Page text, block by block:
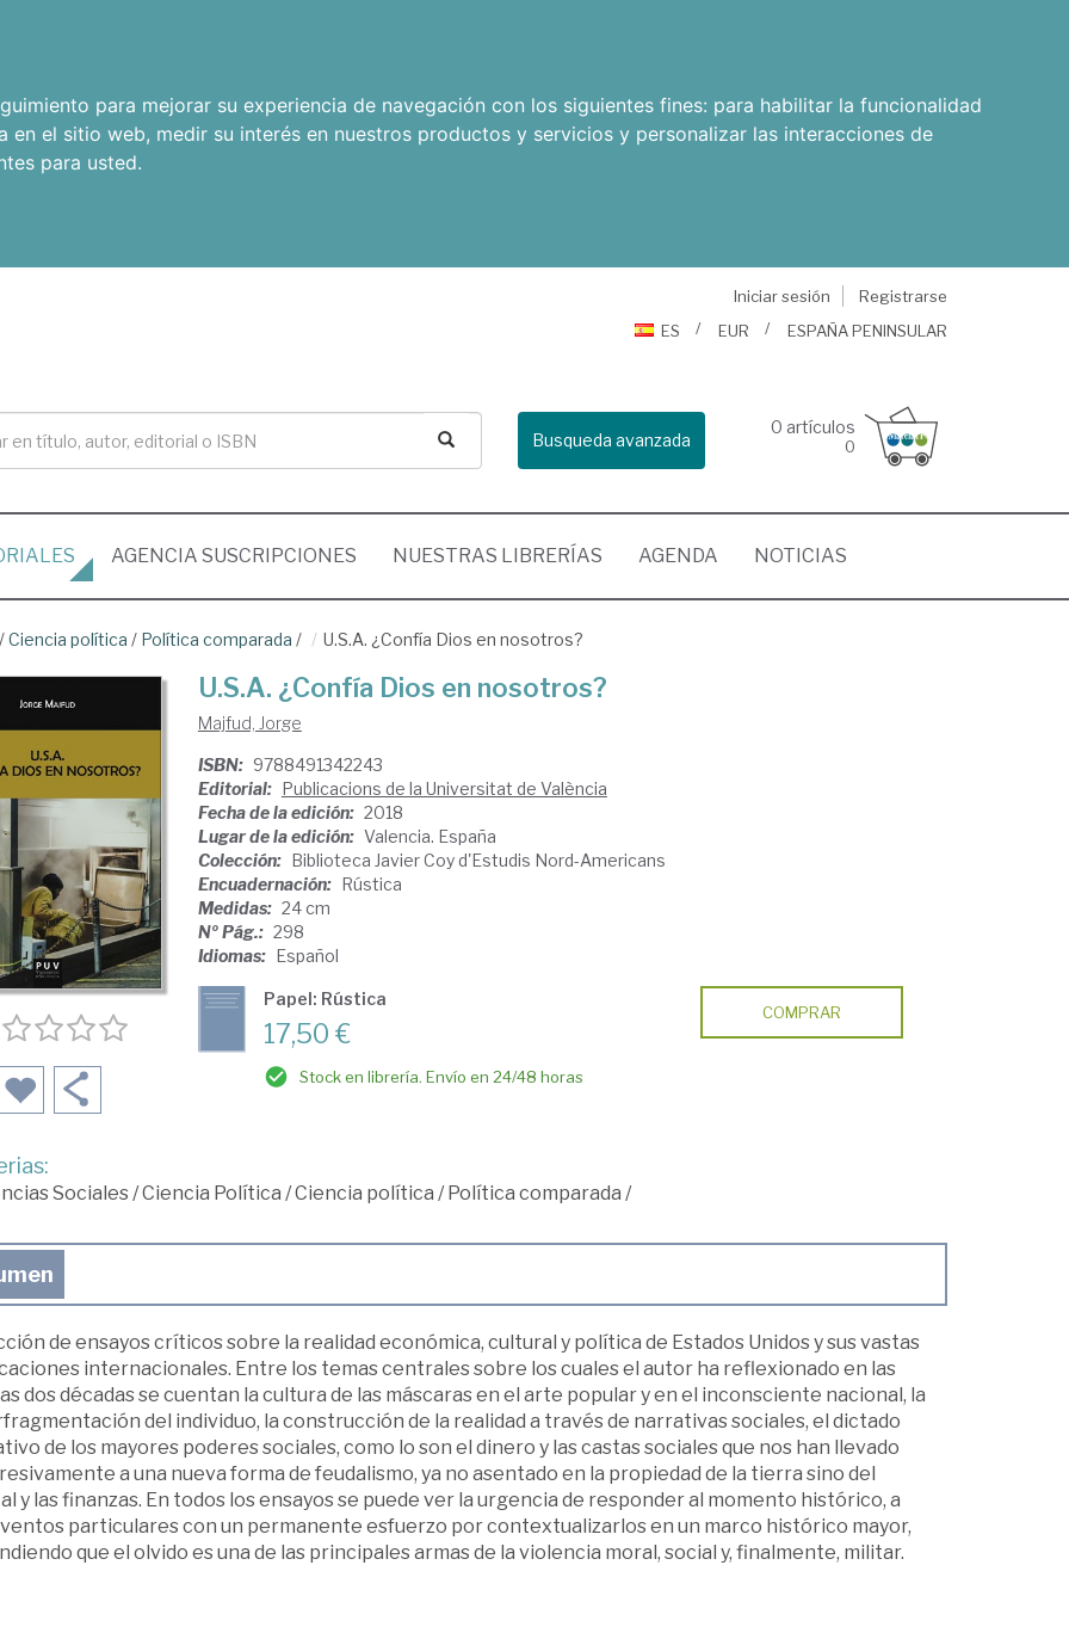
para mejorar su experiencia de navegación con los siguientes fines: para habilitar la funcionalidad
en el sitio web, medir su interés en nuestros productos y servicios y personalizar las interacciones de
para usted.
Iniciar sesión
Registrarse
ES
EUR ESPAÑA PENINSULAR
Busqueda avanzada
0 artículos
0
AGENCIA SUSCRIPCIONES NUESTRAS LIBRERÍAS AGENDA NOTICIAS
Ciencia política / Política comparada / U.S.A. ¿Confía Dios en nosotros?
U.S.A. ¿Confía Dios en nosotros?
Majfud, Jorge
ISBN: 9788491342243
Editorial: Publicacions de la Universitat de València
Fecha de la edición: 2018
Lugar de la edición: Valencia. España
Colección: Biblioteca Javier Coy d'Estudis Nord-Americans
Encuadernación: Rústica
Medidas: 24 cm
Nº Pág.: 298
Idiomas: Español
Papel: Rústica
17,50 €
Stock en librería. Envío en 24/48 horas
COMPRAR
Sociales/Ciencia Política /Ciencia política /Política comparada /
de ensayos críticos sobre la realidad económica, cultural y política de Estados Unidos y sus vastas
internacionales. Entre los temas centrales sobre los cuales el autor ha reflexionado en las
dos décadas se cuentan la cultura de las máscaras en el arte popular y en el inconsciente nacional, la
del individuo, la construcción de la realidad a través de narrativas sociales, el dictado
de los mayores poderes sociales, como lo son el dinero y las castas sociales que nos han llevado
a una nueva forma de feudalismo, ya no asentado en la propiedad de la tierra sino del
y las finanzas. En todos los ensayos se puede ver la urgencia de responder al momento histórico, a
particulares con un permanente esfuerzo por contextualizarlos en un marco histórico mayor,
que el olvido es una de las principales armas de la violencia moral, social y, finalmente, militar.